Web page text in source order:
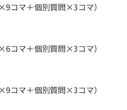
コマ＋個別質問×3コマ）
コマ＋個別質問×3コマ）
コマ＋個別質問×3コマ）